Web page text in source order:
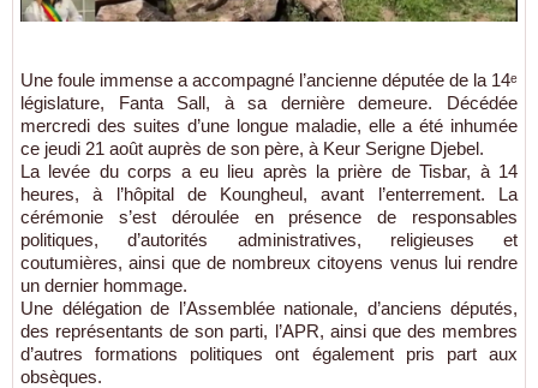
Une foule immense a accompagné l’ancienne députée de la 14ᵉ
législature, Fanta Sall, à sa dernière demeure. Décédée
mercredi des suites d’une longue maladie, elle a été inhumée
ce jeudi 21 août auprès de son père, à Keur Serigne Djebel.
La levée du corps a eu lieu après la prière de Tisbar, à 14
heures, à l’hôpital de Koungheul, avant l’enterrement. La
cérémonie s’est déroulée en présence de responsables
politiques, d’autorités administratives, religieuses et
coutumières, ainsi que de nombreux citoyens venus lui rendre
un dernier hommage.
Une délégation de l’Assemblée nationale, d’anciens députés,
des représentants de son parti, l’APR, ainsi que des membres
d’autres formations politiques ont également pris part aux
obsèques.